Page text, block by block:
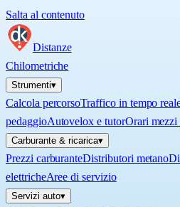
Salta al contenuto
Distanze
Chilometriche
Strumenti▾
Calcola percorsoTraffico in tempo
pedaggioAutovelox e tutorOrari
Carburante & ricarica▾
Prezzi carburanteDistributori metano
elettricheAree di servizio
Servizi auto▾